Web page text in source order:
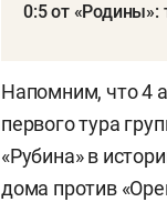
0:5 от «Родины»:
Напомним, что 4
первого тура
«Рубина» в
дома против